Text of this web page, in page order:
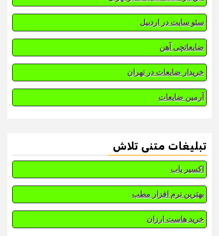
سئو سایت در اردبیل
ضایعاتچی آهن
خریدار ضایعات در تهران
آرمین ضایعات
تبلیغات متنی تلاش
اکسیر یاب
بهترین نرم افزار مطب
خرید هاست ارزان